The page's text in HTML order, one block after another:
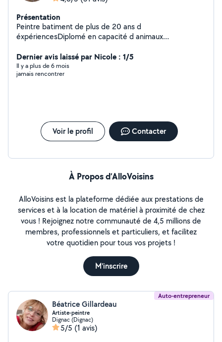
Présentation
Peintre batiment de plus de 20 ans d
éxpériencesDiplomé en capacité d animaux
toutes propositionsA votre sérvice.
Dernier avis laissé par Nicole : 1/5
Il y a plus de 6 mois
jamais rencontrer
Voir le profil Contacter
À Propos d’AlloVoisins
AlloVoisins est la plateforme dédiée aux prestations de
services et à la location de matériel à proximité de chez
vous ! Rejoignez notre communauté de 4,5 millions de
membres, professionnels et particuliers, et facilitez
votre quotidien pour tous vos projets !
M'inscrire
Auto-entrepreneur
Béatrice Gillardeau
Artiste-peintre
Dignac (Dignac)
5/5 (1 avis)